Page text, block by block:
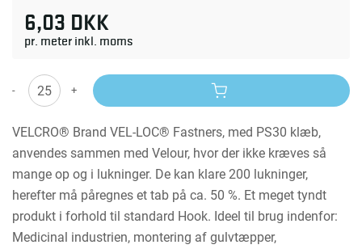
6,03 DKK
pr. meter inkl. moms
- +
VELCRO® Brand VEL-LOC® Fastners, med PS30 klæb,
anvendes sammen med Velour, hvor der ikke kræves så
mange op og i lukninger. De kan klare 200 lukninger,
herefter må påregnes et tab på ca. 50 %. Et meget tyndt
produkt i forhold til standard Hook. Ideel til brug indenfor:
Medicinal industrien, montering af gulvtæpper,